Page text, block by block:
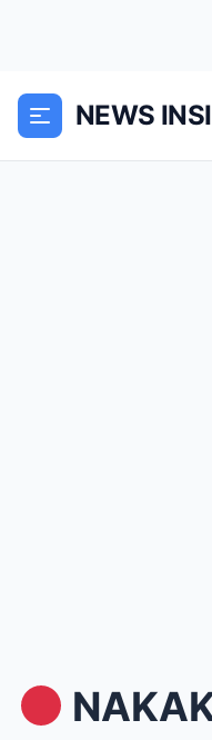
NEWS
NAKAKAGULAT! AJ